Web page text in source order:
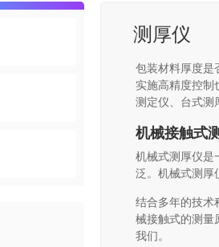
测厚仪
包装材料厚度是
实施高精度控
测定仪、台式测
机械接触式
机械式测厚仪是
泛。机械式测厚
结合多年的技术
械接触式的测量
我们。